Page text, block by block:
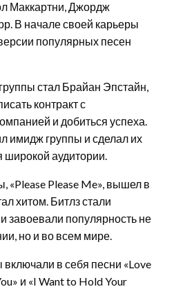
Маккартни, Джордж
В начале своей карьеры
популярных песен
стал Брайан Эпстайн,
контракт с
и добиться успеха.
имидж группы и сделал их
аудитории.
«Please Please Me», вышел в
хитом. Битлз стали
завоевали популярность не
но и во всем мире.
в себя песни «Love
и «I Want to Hold Your